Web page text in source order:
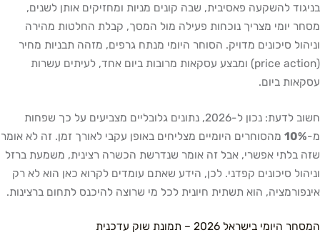
בניגוד להשקעה פאסיבית, שבה קונים מניות ומחזיקים אותן לשנים,
מסחר יומי מצריך נוכחות פעילה מול המסך, קבלת החלטות מהירה
וניהול סיכונים מדויק. הסוחר היומי מנתח גרפים, מזהה תבניות מחיר
(price action) ומבצע עסקאות מרובות ביום אחד, לעיתים עשרות
עסקאות ביום.
חשוב לדעת: נכון ל-2026, נתונים גלובליים מצביעים על כך שפחות
מ-10% מהסוחרים היומיים מצליחים באופן עקבי לאורך זמן. זה לא אומר
שזה בלתי אפשרי, אבל זה אומר שנדרשת הכשרה רצינית, משמעת ברזל
וניהול סיכונים קפדני. לכן, הידע שאתם עומדים לקרוא כאן הוא לא רק
אינפורמציה, הוא תשתית חיונית לכל מי שרוצה להיכנס לתחום ברצינות.
המסחר היומי בישראל 2026 – תמונת שוק עדכנית